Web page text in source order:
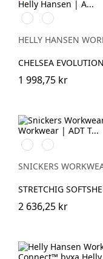
590
NAVY
992
BLACK
HELLY HANSEN
CHELSEA
1 998,75 kr
Svart/Neongul
Äppelgrön/svart
SNICKERS
STRETCHIG
2 636,25 kr